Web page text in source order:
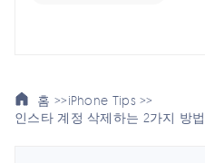
홈 >>iPhone Tips >>
인스타 계정 삭제하는 2가지 방